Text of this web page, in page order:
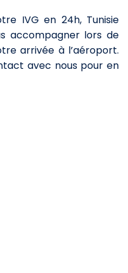
IVG en 24h, Tunisie
accompagner lors de
arrivée à l’aéroport.
avec nous pour en